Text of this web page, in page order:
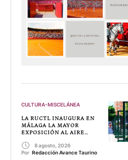
CULTURA-MISCELÁNEA
LA RUCTL INAUGURA EN
MÁLAGA LA MAYOR
EXPOSICIÓN AL AIRE
BRAVO Y LA
BIODIVERSIDAD
8 agosto, 2026
Por Redacción Avance Taurino